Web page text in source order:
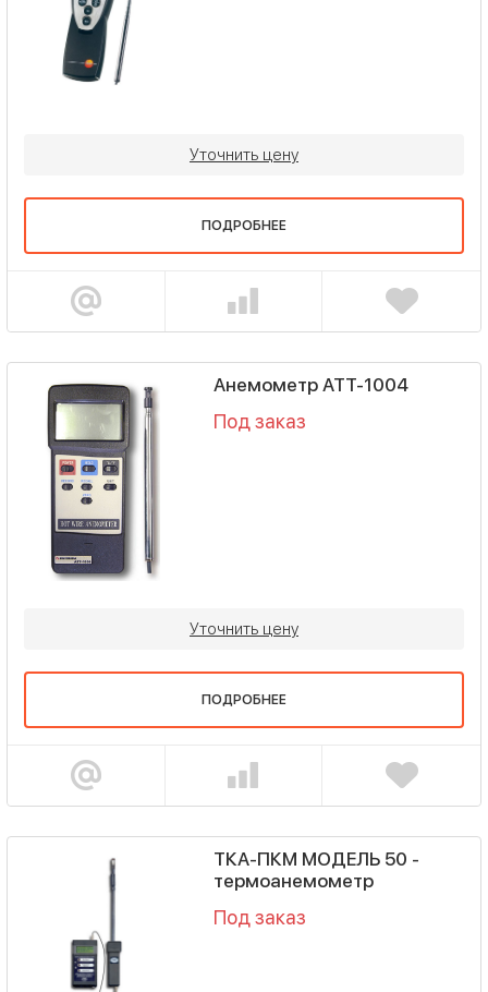
Уточнить цену
ПОДРОБНЕЕ
Анемометр АТТ-1004
Под заказ
Уточнить цену
ПОДРОБНЕЕ
ТКА-ПКМ МОДЕЛЬ 50 -
термоанемометр
Под заказ